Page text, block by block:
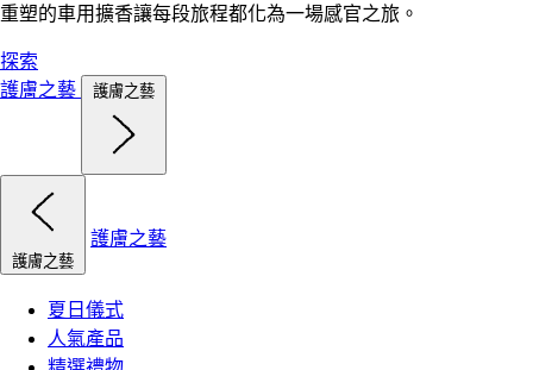
重塑的車用擴香讓每段旅程都化為一場感官之旅。
探索
護膚之藝
護膚之藝
護膚之藝
護膚之藝
夏日儀式
人氣產品